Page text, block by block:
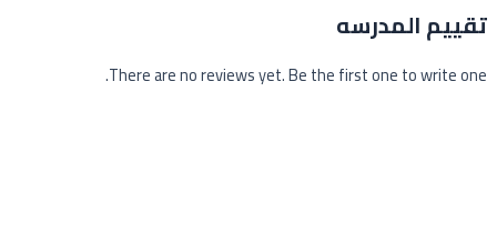
تقييم المدرسه
There are no reviews yet. Be the first one to write one.